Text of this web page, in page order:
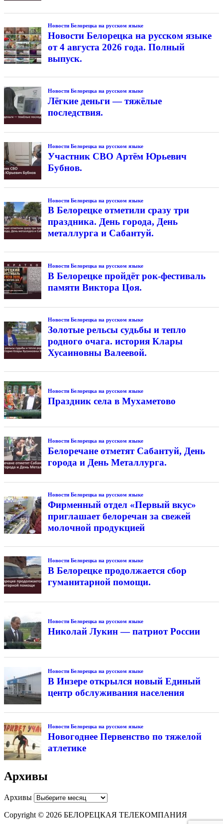
Новости Белорецка на русском языке
Новости Белорецка на русском языке
от 4 августа 2026 года. Полный
выпуск.
Новости Белорецка на русском языке
Лёгкие деньги — тяжёлые
последствия.
Новости Белорецка на русском языке
Участник СВО Артём Юрьевич
Бубнов.
Новости Белорецка на русском языке
В Белорецке отметили сразу три
праздника. День города, День
металлурга и Сабантуй.
Новости Белорецка на русском языке
В Белорецке пройдёт рок-фестиваль
памяти Виктора Цоя.
Новости Белорецка на русском языке
Золотые рельсы судьбы и тепло
родного очага. история Клары
Хусаиновны Валеевой.
Новости Белорецка на русском языке
Праздник села в Мухаметово
Новости Белорецка на русском языке
Белоречане отметят Сабантуй, День
города и День Металлурга.
Новости Белорецка на русском языке
Фирменный отдел «Первый вкус»
приглашает белоречан за свежей
молочной продукцией
Новости Белорецка на русском языке
В Белорецке продолжается сбор
гуманитарной помощи.
Новости Белорецка на русском языке
Николай Лукин — патриот России
Новости Белорецка на русском языке
В Инзере открылся новый Единый
центр обслуживания населения
Новости Белорецка на русском языке
Новогоднее Первенство по тяжелой
атлетике
Архивы
Архивы
Copyright © 2026 БЕЛОРЕЦКАЯ ТЕЛЕКОМПАНИЯ